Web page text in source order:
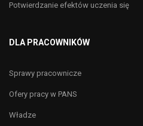
Potwierdzanie efektów uczenia się
DLA PRACOWNIKÓW
Sprawy pracownicze
Ofery pracy w PANS
Władze